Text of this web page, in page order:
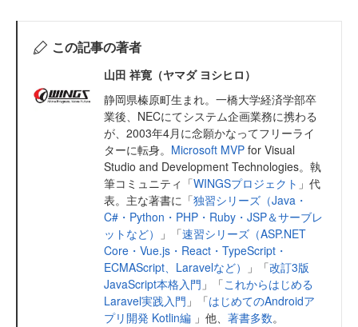
この記事の著者
山田 祥寛（ヤマダ ヨシヒロ）
静岡県榛原町生まれ。一橋大学経済学部卒
業後、NECにてシステム企画業務に携わる
が、2003年4月に念願かなってフリーライ
ターに転身。 Microsoft MVP for Visual
Studio and Development Technologies。執
筆コミュニティ「WINGSプロジェクト 」代
表。主な著書に「独習シリーズ（Java・
C#・Python・PHP・Ruby・JSP＆サーブレ
ットなど）
」「速習シリーズ（ASP.NET
Core・Vue.js・React・TypeScript・
ECMAScript、Laravelなど）
」「改訂3版
JavaScript本格入門 」「これからはじめる
Laravel実践入門 」「はじめてのAndroidア
プリ開発 Kotlin編 」他、 著書多数。